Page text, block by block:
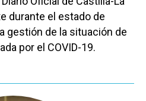
durante el estado de
gestión de la situación de
por el COVID-19.